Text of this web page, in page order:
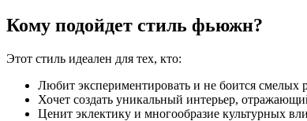
Кому подойдет стиль фьюжн?
Этот стиль идеален для тех, кто:
Любит экспериментировать и не боится смелых
Хочет создать уникальный интерьер,
Ценит эклектику и многообразие культурных